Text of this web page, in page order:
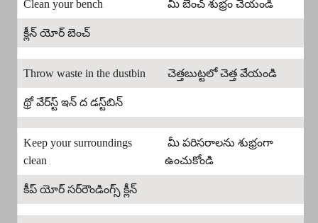
Clean your bench మీ బెంచ్ శుభ్రం చేయండి
క్లీన్ యోర్ బెంచ్
Throw waste in the dustbin చెత్తబుట్టలో చెత్త వేయండి
థ్రో వేర్‌స్ట్ ఇన్ ద డస్ట్‌బిన్
Keep your surroundings
clean
మీ పరిసరాలను శుభ్రంగా
ఉంచుకోండి
కీప్ యోర్ సర్‌రౌండింగ్స్ క్లీన్